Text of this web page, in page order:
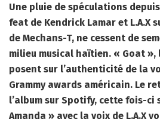
Une pluie de spéculations
feat de Kendrick Lamar et L.A.X
de Mechans-T, ne cessent de
milieu musical haïtien. « Goat »,
posent sur l’authenticité de la
Grammy awards américain. Le
l’album sur Spotify, cette fois-ci
Amanda » avec la voix de L.A.X